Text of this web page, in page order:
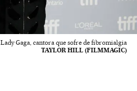
Lady Gaga, cantora que sofre de fibromialgia
TAYLOR HILL (FILMMAGIC)